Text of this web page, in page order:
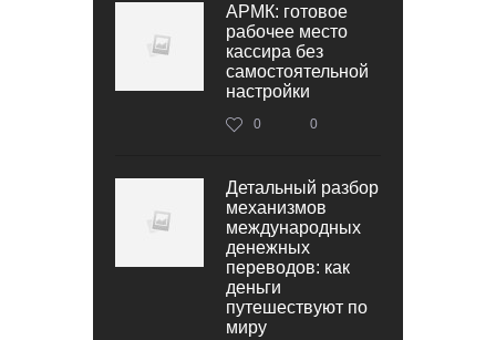
АРМК: готовое
рабочее место
кассира без
самостоятельной
настройки
0 0
Детальный разбор
механизмов
международных
денежных
переводов: как
деньги
путешествуют по
миру